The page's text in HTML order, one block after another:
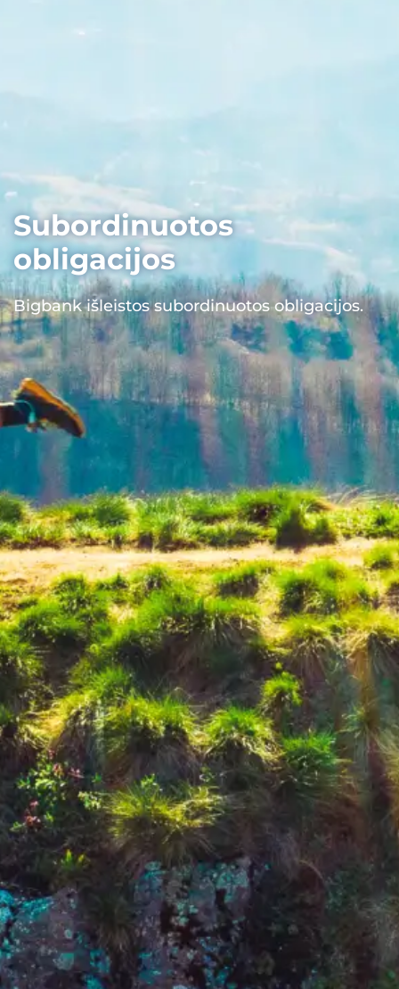
Subordinuotos
obligacijos
Bigbank išleistos subordinuotos obligacijos.